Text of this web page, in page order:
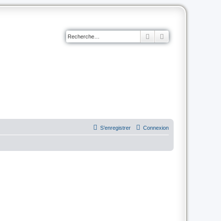
Rechercher
Connexion
S’enregistrer